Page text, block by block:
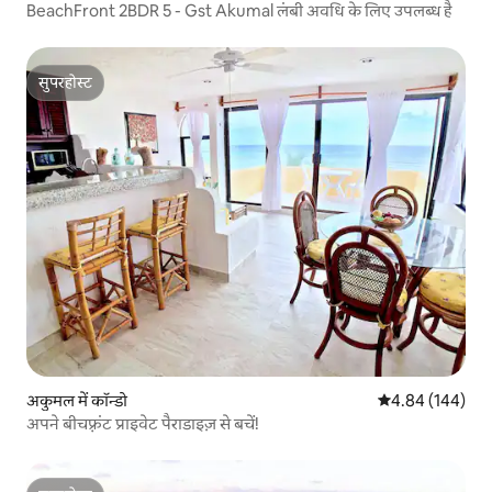
BeachFront 2BDR 5 - Gst Akumal लंबी अवधि के लिए उपलब्ध है
सुपरहोस्ट
सुपरहोस्ट
अकुमल में कॉन्डो औसत रेटिंग 5 में से
4.84 (144)
अपने बीचफ़्रंट प्राइवेट पैराडाइज़ से बचें!